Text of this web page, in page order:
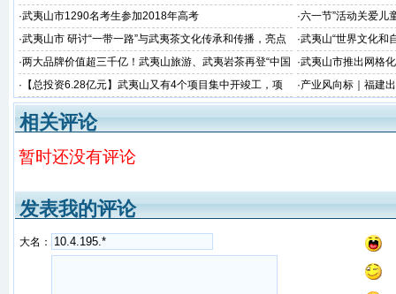
位
·武夷山市1290名考生参加2018年高考 ·六一节”活动关爱儿
·武夷山市 研讨“一带一路”与武夷茶文化传承和传播，亮点
看这里~
·武夷山“世界文化和
·两大品牌价值超三千亿！武夷山旅游、武夷岩茶再登“中国
品牌价值评价”榜
·武夷山市推出网格
· 【总投资6.28亿元】武夷山又有4个项目集中开竣工，项
目涉及茶旅、交通、美丽乡村建设...
·产业风向标｜福建
向千亿目标！
相关评论
暂时还没有评论
发表我的评论
大名：